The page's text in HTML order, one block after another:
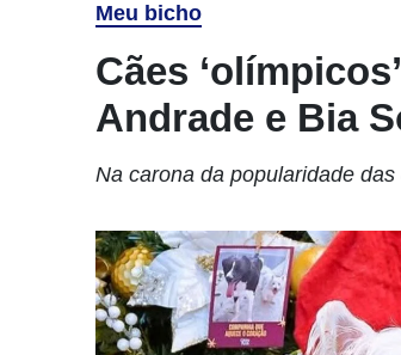
Meu bicho
Cães
Andrade e Bia
Na carona da popularidade